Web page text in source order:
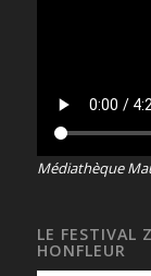
Médiathèque
LE FESTIVAL
HONFLEUR